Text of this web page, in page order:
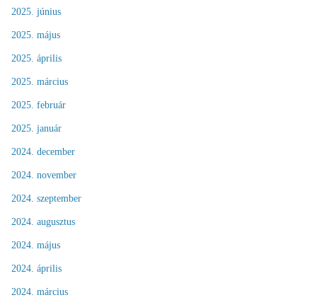
2025. június
2025. május
2025. április
2025. március
2025. február
2025. január
2024. december
2024. november
2024. szeptember
2024. augusztus
2024. május
2024. április
2024. március